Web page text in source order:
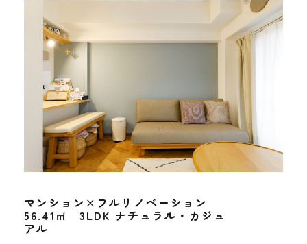
マンション×フルリノベーション
56.41㎡ 3LDK ナチュラル・カジュ
アル